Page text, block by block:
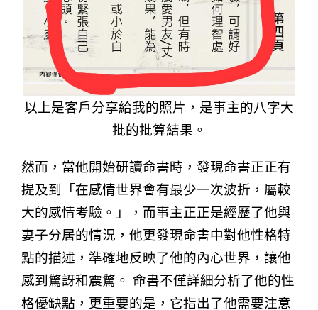
以上是客戶分享給我的照片，是事主的八字大
批的批算結果。
然而，當他開始研讀命書時，發現命書正正有
提及到「在感情世界會有最少一次波折，屬較
大的感情考驗。」，而事主正正是經歷了他與
妻子分居的情況，他更發現命書中對他性格特
點的描述，準確地反映了他的內心世界，讓他
感到驚訝和震驚。 命書不僅詳細分析了他的性
格優缺點，更重要的是，它指出了他需要注意